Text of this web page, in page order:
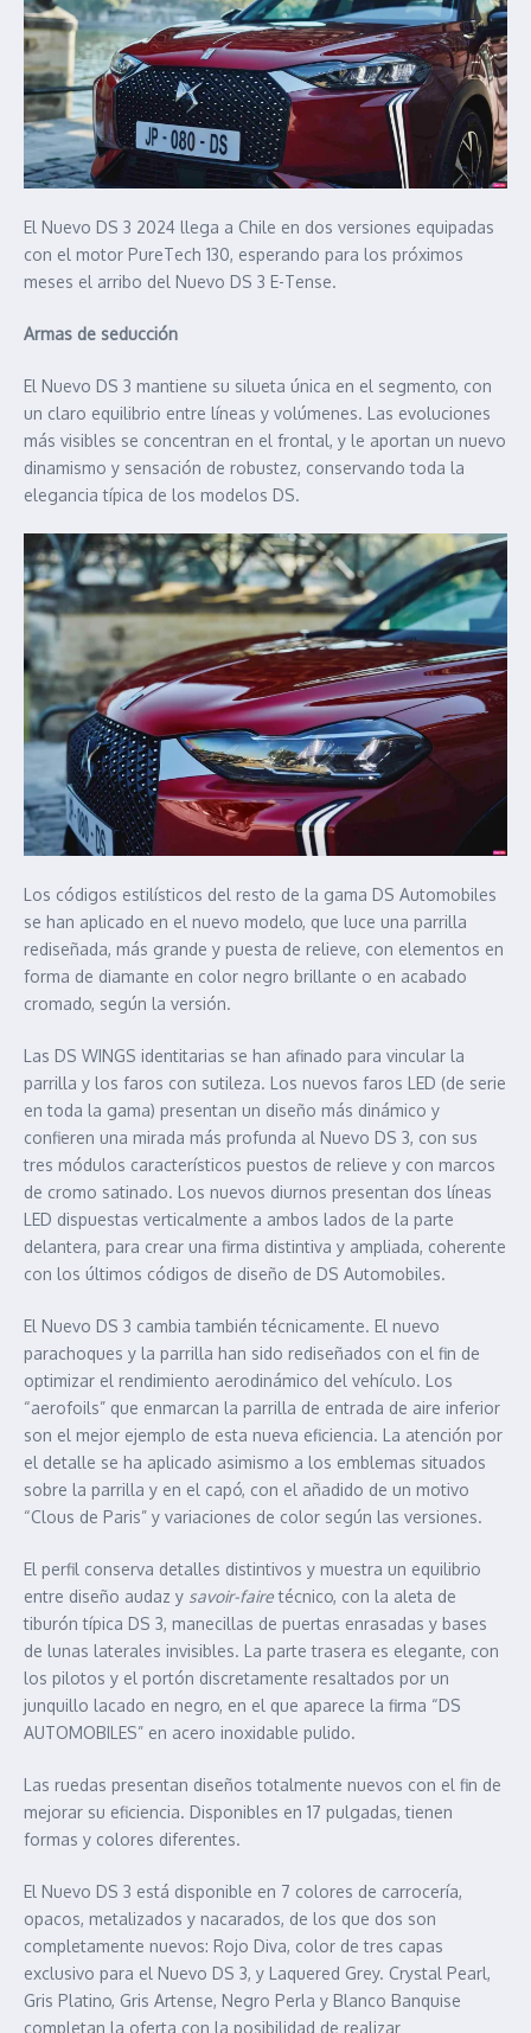
El Nuevo DS 3 2024 llega a Chile en dos versiones equipadas
con el motor PureTech 130, esperando para los próximos
meses el arribo del Nuevo DS 3 E-Tense.
Armas de seducción
El Nuevo DS 3 mantiene su silueta única en el segmento, con
un claro equilibrio entre líneas y volúmenes. Las evoluciones
más visibles se concentran en el frontal, y le aportan un nuevo
dinamismo y sensación de robustez, conservando toda la
elegancia típica de los modelos DS.
Los códigos estilísticos del resto de la gama DS Automobiles
se han aplicado en el nuevo modelo, que luce una parrilla
rediseñada, más grande y puesta de relieve, con elementos en
forma de diamante en color negro brillante o en acabado
cromado, según la versión.
Las DS WINGS identitarias se han afinado para vincular la
parrilla y los faros con sutileza. Los nuevos faros LED (de serie
en toda la gama) presentan un diseño más dinámico y
confieren una mirada más profunda al Nuevo DS 3, con sus
tres módulos característicos puestos de relieve y con marcos
de cromo satinado. Los nuevos diurnos presentan dos líneas
LED dispuestas verticalmente a ambos lados de la parte
delantera, para crear una firma distintiva y ampliada, coherente
con los últimos códigos de diseño de DS Automobiles.
El Nuevo DS 3 cambia también técnicamente. El nuevo
parachoques y la parrilla han sido rediseñados con el fin de
optimizar el rendimiento aerodinámico del vehículo. Los
“aerofoils” que enmarcan la parrilla de entrada de aire inferior
son el mejor ejemplo de esta nueva eficiencia. La atención por
el detalle se ha aplicado asimismo a los emblemas situados
sobre la parrilla y en el capó, con el añadido de un motivo
“Clous de Paris” y variaciones de color según las versiones.
El perfil conserva detalles distintivos y muestra un equilibrio
entre diseño audaz y savoir-fairetécnico, con la aleta de
tiburón típica DS 3, manecillas de puertas enrasadas y bases
de lunas laterales invisibles. La parte trasera es elegante, con
los pilotos y el portón discretamente resaltados por un
junquillo lacado en negro, en el que aparece la firma “DS
AUTOMOBILES” en acero inoxidable pulido.
Las ruedas presentan diseños totalmente nuevos con el fin de
mejorar su eficiencia. Disponibles en 17 pulgadas, tienen
formas y colores diferentes.
El Nuevo DS 3 está disponible en 7 colores de carrocería,
opacos, metalizados y nacarados, de los que dos son
completamente nuevos: Rojo Diva, color de tres capas
exclusivo para el Nuevo DS 3, y Laquered Grey. Crystal Pearl,
Gris Platino, Gris Artense, Negro Perla y Blanco Banquise
completan la oferta con la posibilidad de realizar